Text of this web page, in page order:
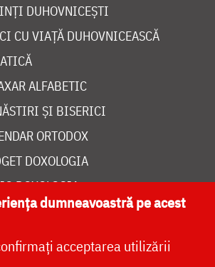
DUHOVNICEȘTI
CU VIAȚĂ DUHOVNICEASCĂ
ALFABETIC
ȘI BISERICI
ORTODOX
DOXOLOGIA
DOXOLOGIA
dumneavoastră pe acest
acceptarea utilizării